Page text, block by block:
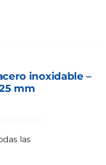
inoxidable –
mm
las